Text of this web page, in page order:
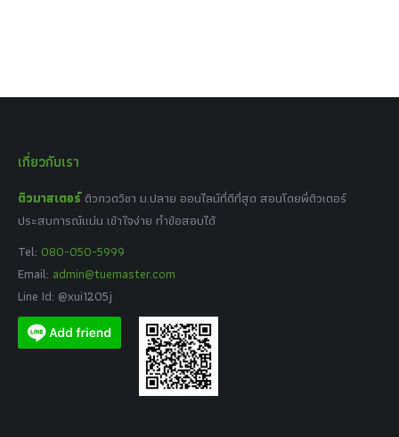
เกี่ยวกับเรา
ติวมาสเตอร์ ติวกวดวิชา ม.ปลาย ออนไลน์ที่ดีที่สุด สอนโดยพี่ติวเตอร์
ประสบการณ์แน่น เข้าใจง่าย ทำข้อสอบได้
Tel: 080-050-5999
Email: admin@tuemaster.com
Line Id: @xui1205j